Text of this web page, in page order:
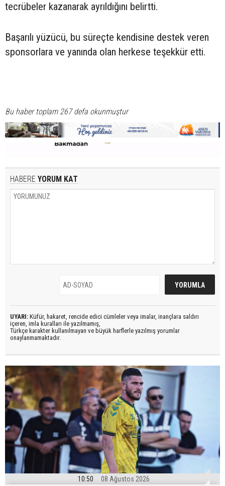
tecrübeler kazanarak ayrıldığını belirtti.
Başarılı yüzücü, bu süreçte kendisine destek veren
sponsorlara ve yanında olan herkese teşekkür etti.
Bu haber toplam 267 defa okunmuştur
HABERE YORUM KAT
UYARI: Küfür, hakaret, rencide edici cümleler veya imalar, inançlara saldırı
içeren, imla kuralları ile yazılmamış,
Türkçe karakter kullanılmayan ve büyük harflerle yazılmış yorumlar
onaylanmamaktadır.
10:50 08 Ağustos 2026